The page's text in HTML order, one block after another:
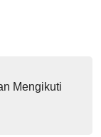
Mengikuti